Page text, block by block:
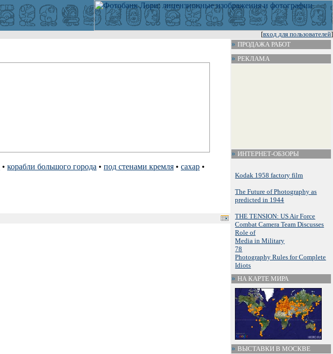
[вход для пользователей]
• корабли большого города • под стенами кремля • сахар •
ПРОДАЖА РАБОТ
РЕКЛАМА
ИНТЕРНЕТ-ОБЗОРЫ
Kodak 1958 factory film
The Future of Photography as
predicted in 1944
THE TENSION: US Air Force
Combat Camera Team Discusses
Role of
Media in Military
78
Photography Rules for Complete
Idiots
НА КАРТЕ МИРА
ВЫСТАВКИ В МОСКВЕ